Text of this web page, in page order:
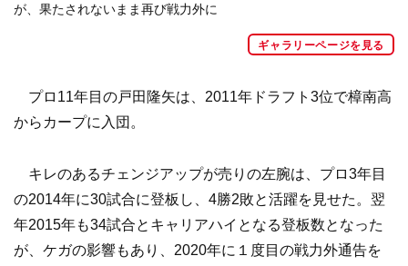
が、果たされないまま再び戦力外に
ギャラリーページを見る
プロ11年目の戸田隆矢は、2011年ドラフト3位で樟南高
からカープに入団。
キレのあるチェンジアップが売りの左腕は、プロ3年目
の2014年に30試合に登板し、4勝2敗と活躍を見せた。翌
年2015年も34試合とキャリアハイとなる登板数となった
が、ケガの影響もあり、2020年に１度目の戦力外通告を